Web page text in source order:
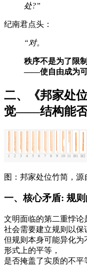
处?”
纪南君点头：
“对。
秩序不是为了限
——使自由成为
二、《邦家处
觉——结构能否
图：邦家处位竹简，源
一、核心矛盾: 规
文明面临的第二重悖论
社会需要建立规则以保
但规则本身可能异化为
形式上的平等，
是否掩盖了实质的不平